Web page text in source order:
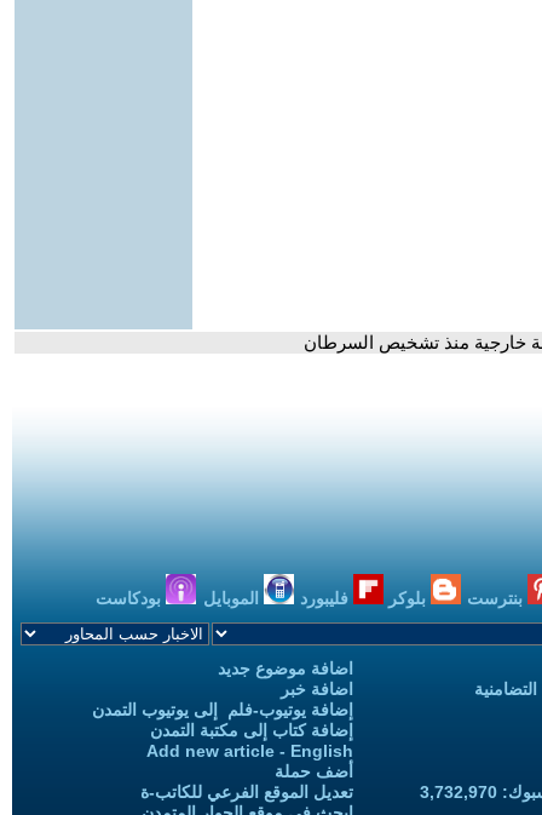
خارجية منذ تشخيص السرطان
بنترست بلوكر فليبورد الموبايل بودكاست
اضافة موضوع جديد
اضافة خبر
إضافة يوتيوب-فلم إلى يوتيوب التمدن
إضافة كتاب إلى مكتبة التمدن
Add new article - English
أضف حملة
تعديل الموقع الفرعي للكاتب-ة